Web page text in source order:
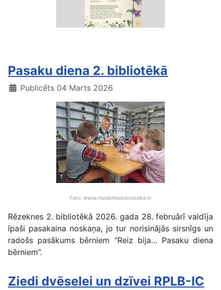
Pasaku diena 2. bibliotēkā
Publicēts 04 Marts 2026
Foto: www.rezeknesbiblioteka.lv
Rēzeknes 2. bibliotēkā 2026. gada 28. februārī valdīja
īpaši pasakaina noskaņa, jo tur norisinājās sirsnīgs un
radošs pasākums bērniem “Reiz bija… Pasaku diena
bērniem”.
Ziedi dvēselei un dzīvei RPLB-IC